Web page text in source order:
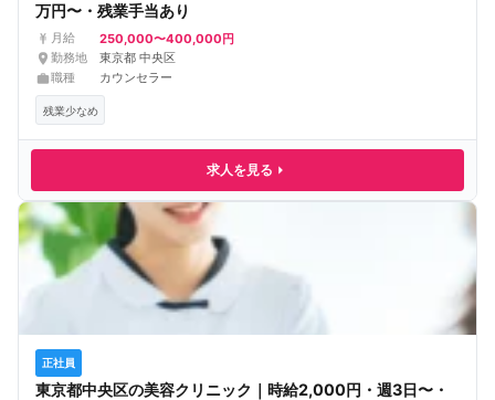
万円〜・残業手当あり
月給 250,000〜400,000円
勤務地
東京都 中央区
職種
カウンセラー
残業少なめ
求人を見る
正社員
東京都中央区の美容クリニック｜時給2,000円・週3日〜・